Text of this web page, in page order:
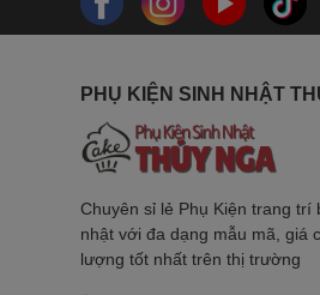
PHỤ KIỆN SINH NHẬT
Chuyên sỉ lẻ Phụ Kiện trang trí
nhật với đa dạng mẫu mã, giá
lượng tốt nhất trên thị trường